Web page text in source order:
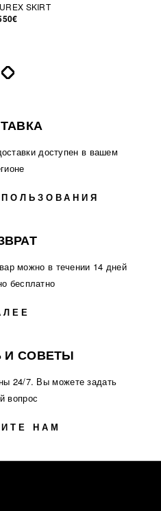
SKIRT
доступен в вашем
можно в течении 14 дней
бесплатно
СОВЕТЫ
24/7. Вы можете задать
вопрос
НАМ